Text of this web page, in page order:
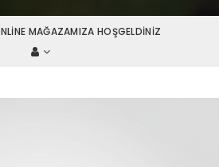
MAĞAZAMIZA HOŞGELDINIZ